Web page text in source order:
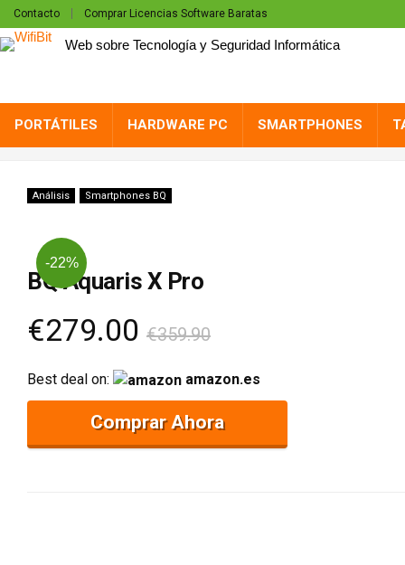
Contacto Comprar Licencias Software Baratas
Web sobre Tecnología y Seguridad Informática
PORTÁTILES HARDWARE PC SMARTPHONES
Análisis Smartphones BQ
-22%
BQ Aquaris X Pro
€279.00 €359.90
Best deal on: amazon.es
Comprar Ahora